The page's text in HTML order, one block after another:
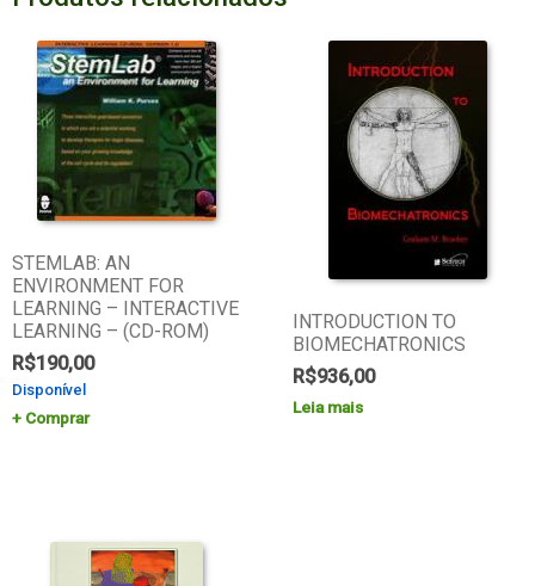
STEMLAB: AN
ENVIRONMENT FOR
LEARNING – INTERACTIVE
LEARNING – (CD-ROM)
R$190,00
Disponível
Comprar
INTRODUCTION TO
BIOMECHATRONICS
R$936,00
Leia mais